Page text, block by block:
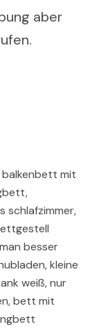
aber
mit
schlafzimmer,
besser
kleine
weiß, nur
bett mit